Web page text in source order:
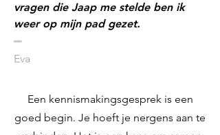
vragen die Jaap me stelde ben ik
weer op mijn pad gezet.
​━
Eva
Een kennismakingsgesprek is een
goed begin. Je hoeft je nergens aan te